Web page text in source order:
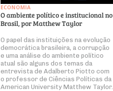
ECONOMIA
O ambiente político e institucional no
Brasil, por Matthew Taylor
O papel das instituições na evolução
democrática brasileira, a corrupção
e uma análise do ambiente político
atual são alguns dos temas da
entrevista de Adalberto Piotto com
o professor de Ciências Políticas da
American University Matthew Taylor.